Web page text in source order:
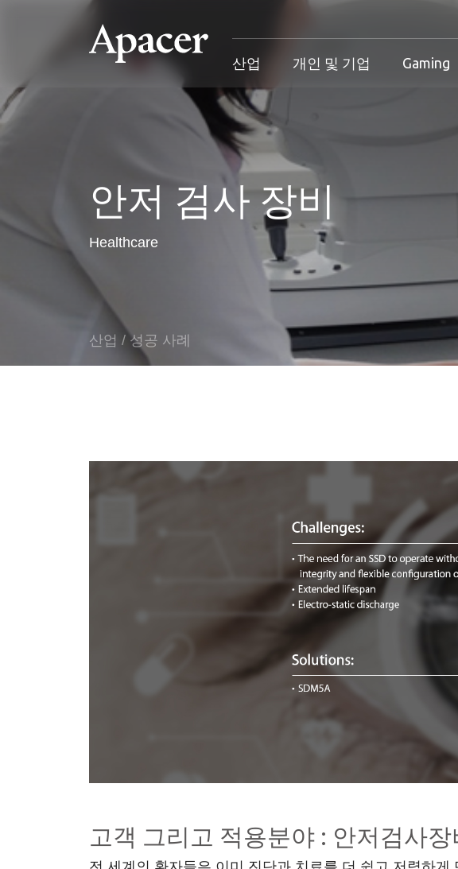
산업
SSD
DRAM
성공 사례
기술
산업
개인 및 기업
개인 및 기업
개인 및 기업 개요
개인 제품
비즈니스 제품
개인 및
개
Gaming
Gaming 제품
Gaming
지원
산업 솔루션
개인 및 비즈니스 솔루션
Gaming
고객 서비스
안저 검사 장비
Healthcare
산업 / 성공 사례
고객 그리고 적용분야 : 안저검사장